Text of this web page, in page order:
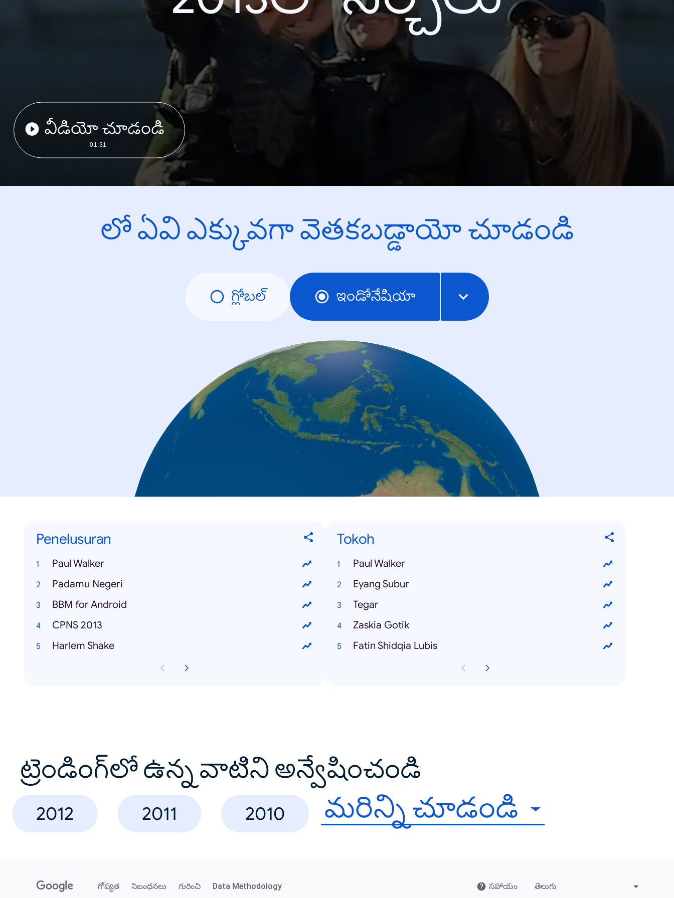
వీడియో చూడండి
01:31
లో ఏవి ఎక్కువగా వెతకబడ్డాయో చూడండి
గ్లోబల్ ఇండోనేషియా
Penelusuran
Paul Walker
Padamu Negeri
BBM for Android
CPNS 2013
Harlem Shake
Tokoh
Paul Walker
Eyang Subur
Tegar
Zaskia Gotik
Fatin Shidqia Lubis
ట్రెండింగ్‌లో ఉన్న వాటిని అన్వేషించండి
2012 2011 2010 మరిన్ని చూడండి
గోప్యత నిబంధనలు గురించి Data Methodology సహాయం